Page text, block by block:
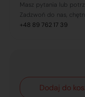
Masz pytania lub
Zadzwoń do nas,
+48 89 762 17 39
Dodaj do